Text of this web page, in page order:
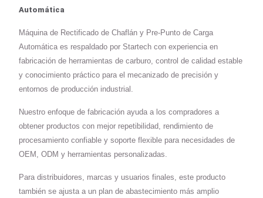
Automática
Máquina de Rectificado de Chaflán y Pre-Punto de Carga
Automática es respaldado por Startech con experiencia en
fabricación de herramientas de carburo, control de calidad estable
y conocimiento práctico para el mecanizado de precisión y
entornos de producción industrial.
Nuestro enfoque de fabricación ayuda a los compradores a
obtener productos con mejor repetibilidad, rendimiento de
procesamiento confiable y soporte flexible para necesidades de
OEM, ODM y herramientas personalizadas.
Para distribuidores, marcas y usuarios finales, este producto
también se ajusta a un plan de abastecimiento más amplio